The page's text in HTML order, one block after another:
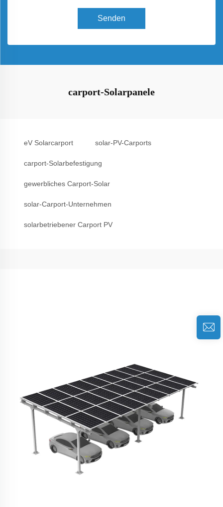
Senden
carport-Solarpanele
eV Solarcarport solar-PV-Carports
carport-Solarbefestigung
gewerbliches Carport-Solar
solar-Carport-Unternehmen
solarbetriebener Carport PV